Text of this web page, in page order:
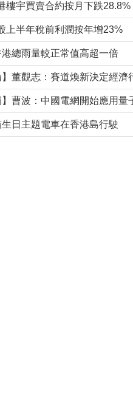
樓宇買賣合約按月下跌28.8%
上半年稅前利潤按年增23%
總雨量較正常值高超一倍
董觀志：賽道煥新決定經濟
日主題電車在香港島行駛